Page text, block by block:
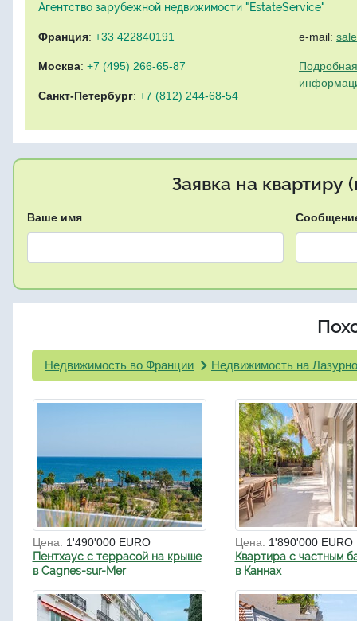
Агентство зарубежной недвижимости "EstateService"
Франция: +33 422840191
Москва: +7 (495) 266-65-87
Санкт-Петербург: +7 (812) 244-68-54
e-mail:
Заявка на квартиру
Ваше имя
Недвижимость во Франции Недвижимость на
Цена: 1'490'000 EURO
Пентхаус с террасой на крыше
в Cagnes-sur-Mer
Цена: 1'890'000 EURO
Квартира с частным
в Каннах